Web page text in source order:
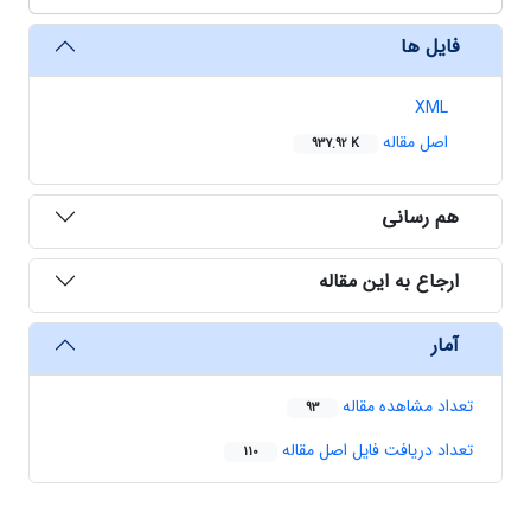
فایل ها
XML
اصل مقاله
937.92 K
هم رسانی
ارجاع به این مقاله
آمار
تعداد مشاهده مقاله 93
تعداد دریافت فایل اصل مقاله 110